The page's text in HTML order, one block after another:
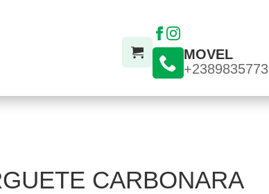
MOVEL
+2389835773
CARBONARA